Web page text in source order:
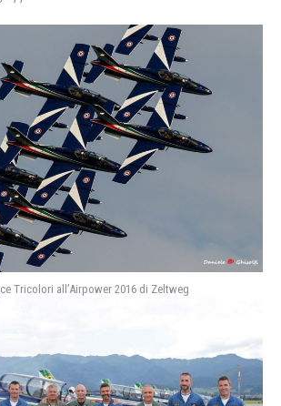
Tricolori all’Airpower 2016 di Zeltweg